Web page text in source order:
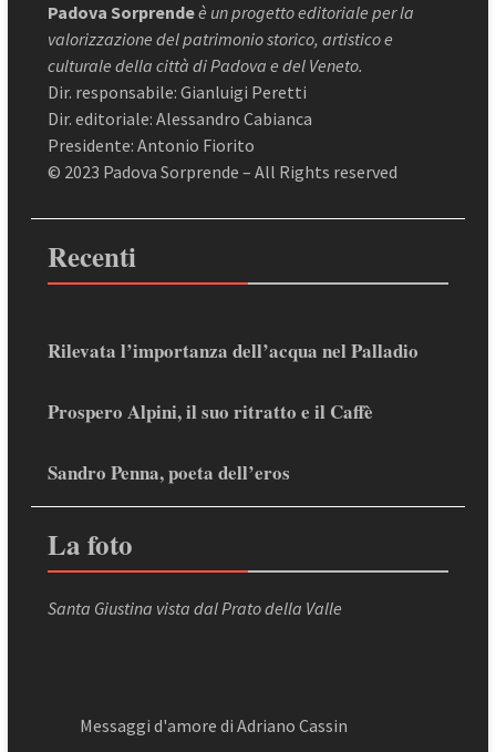
Padova Sorprendeè un progetto editoriale per la
valorizzazione del patrimonio storico, artistico e
culturale della città di Padova e del Veneto.
Dir. responsabile: Gianluigi Peretti
Dir. editoriale: Alessandro Cabianca
Presidente: Antonio Fiorito
© 2023 Padova Sorprende – All Rights reserved
Recenti
Rilevata l’importanza dell’acqua nel Palladio
Prospero Alpini, il suo ritratto e il Caffè
Sandro Penna, poeta dell’eros
La foto
Santa Giustina vista dal Prato della Valle
Messaggi d'amore di Adriano Cassin